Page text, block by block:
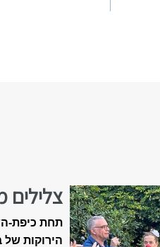
צלילים
האביב ה-18 של
תחת כיפת-
הירוקות